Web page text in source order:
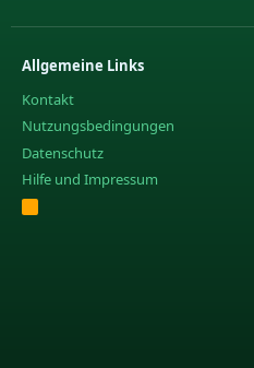
Allgemeine Links
Kontakt
Nutzungsbedingungen
Datenschutz
Hilfe und Impressum
R
S